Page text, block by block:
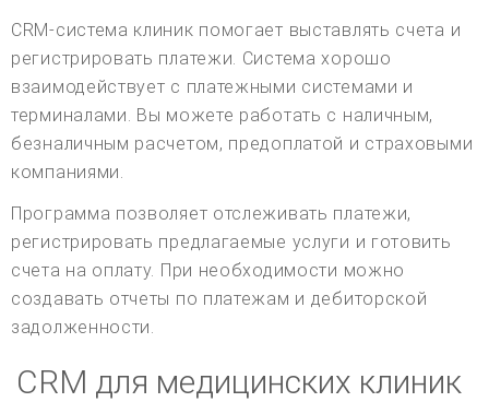
CRM-система клиник помогает выставлять счета и
регистрировать платежи. Система хорошо
взаимодействует с платежными системами и
терминалами. Вы можете работать с наличным,
безналичным расчетом, предоплатой и страховыми
компаниями.
Программа позволяет отслеживать платежи,
регистрировать предлагаемые услуги и готовить
счета на оплату. При необходимости можно
создавать отчеты по платежам и дебиторской
задолженности.
CRM для медицинских клиник